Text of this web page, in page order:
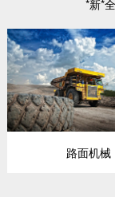
*新*
路面机械